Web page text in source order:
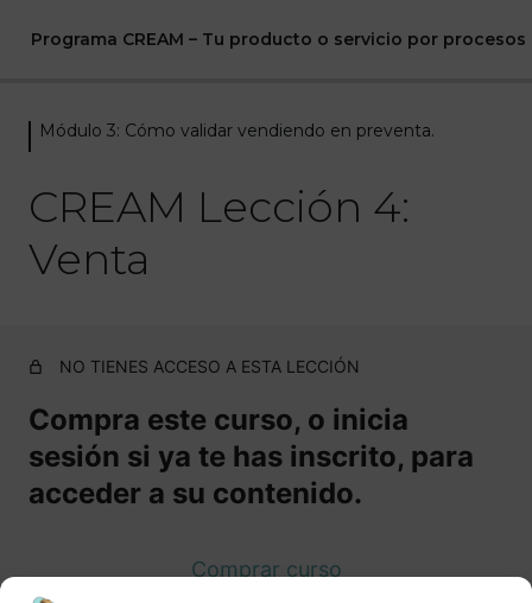
Programa CREAM – Tu producto o servicio por procesos
Módulo 0 Bienvenida
Módulo 1: Con las bases claras.
6 lecciones
Módulo 2: Cómo plasmar lo que el
Módulo 3: Cómo validar
vendiendo en preventa.
CREAM Lección 2: Pasarelas de pago
Módulo 3: Cómo validar vendiendo en preventa.
CREAM Lección 4:
Venta
NO TIENES ACCESO A ESTA LECCIÓN
Compra este curso, o inicia
sesión si ya te has inscrito, para
acceder a su contenido.
Comprar curso